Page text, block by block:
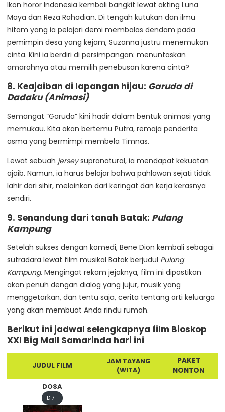
Ikon horor Indonesia kembali bangkit lewat akting Luna
Maya dan Reza Rahadian. Di tengah kutukan dan ilmu
hitam yang ia pelajari demi membalas dendam pada
pemimpin desa yang kejam, Suzanna justru menemukan
cinta. Kini ia berdiri di persimpangan: menuntaskan
amarahnya atau memilih penebusan karena cinta?
8. Keajaiban di lapangan hijau: Garuda di
Dadaku (Animasi)
Semangat “Garuda” kini hadir dalam bentuk animasi yang
memukau. Kita akan bertemu Putra, remaja penderita
asma yang bermimpi membela Timnas.
Lewat sebuah jerseysupranatural, ia mendapat kekuatan
ajaib. Namun, ia harus belajar bahwa pahlawan sejati tidak
lahir dari sihir, melainkan dari keringat dan kerja kerasnya
sendiri.
9. Senandung dari tanah Batak: Pulang
Kampung
Setelah sukses dengan komedi, Bene Dion kembali sebagai
sutradara lewat film musikal Batak berjudul Pulang
Kampung. Mengingat rekam jejaknya, film ini dipastikan
akan penuh dengan dialog yang jujur, musik yang
menggetarkan, dan tentu saja, cerita tentang arti keluarga
yang akan membuat Anda rindu rumah.
Berikut ini jadwal selengkapnya film Bioskop
XXI Big Mall Samarinda hari ini
JUDUL FILM
JAM TAYANG
(WITA)
PAKET
NONTON
DOSA
D17+